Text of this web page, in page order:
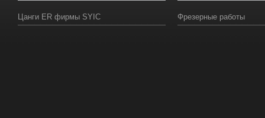
Цанги ER фирмы SYIС Фрезерные работы